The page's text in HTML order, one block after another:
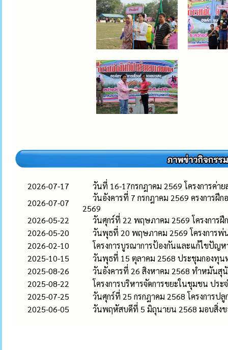
2026-07-17
วันที่ 16-17กรกฎาคม 2569 โครงการค่
2026-07-07
วันอังคารที่ 7 กรกฎาคม 2569 ครงการ
2569
2026-05-22
วันศุกร์ที่ 22 พฤษภาคม 2569 โครงการ
2026-05-20
วันพุธที่ 20 พฤษภาคม 2569 โครงการพ่
2026-02-10
โครงการบูรณาการป้องกันและแก้ไขปัญ
2025-10-15
วันพุธที่ 15 ตุลาคม 2568 ประชุมกองทุ
2025-08-26
วันอังคารที่ 26 สิงหาคม 2568 ทำหมันสุ
2025-08-22
โครงการบริหารจัดการขยะในชุมชน ปร
2025-07-25
วันศุกร์ที่ 25 กรกฎาคม 2568 โครงการ
2025-06-05
วันพฤหัสบดีที่ 5 มิถุนายน 2568 มอบสิ่งข